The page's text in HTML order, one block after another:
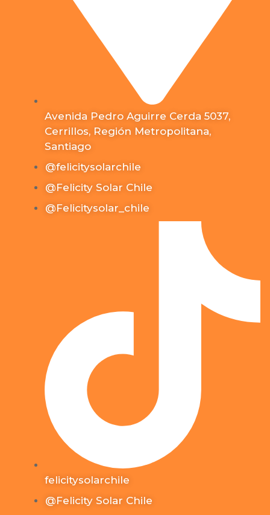
Avenida Pedro Aguirre Cerda 5037,
Cerrillos, Región Metropolitana,
Santiago
@felicitysolarchile
@Felicity Solar Chile
@Felicitysolar_chile
felicitysolarchile
@Felicity Solar Chile